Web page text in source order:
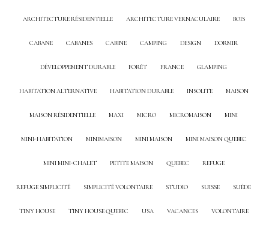
ARCHITECTURE RÉSIDENTIELLE ARCHITECTURE VERNACULAIRE BOIS
CABANE CABANES CABINE CAMPING DESIGN DORMIR
DÉVELOPPEMENT DURABLE FORÊT FRANCE GLAMPING
HABITATION ALTERNATIVE HABITATION DURABLE INSOLITE MAISON
MAISON RÉSIDENTIELLE MAXI MICRO MICROMAISON MINI
MINI-HABITATION MINIMAISON MINI MAISON MINI MAISON QUEBEC
MINI MINI-CHALET PETITE MAISON QUEBEC REFUGE
REFUGE SIMPLICITÉ SIMPLICITÉ VOLONTAIRE STUDIO SUISSE SUÈDE
TINY HOUSE TINY HOUSE QUEBEC USA VACANCES VOLONTAIRE